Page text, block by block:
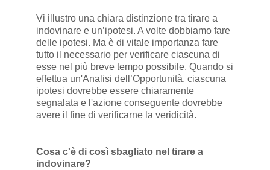
Vi illustro una chiara distinzione tra tirare a
indovinare e un’ipotesi. A volte dobbiamo fare
delle ipotesi. Ma è di vitale importanza fare
tutto il necessario per verificare ciascuna di
esse nel più breve tempo possibile. Quando si
effettua un'Analisi dell’Opportunità, ciascuna
ipotesi dovrebbe essere chiaramente
segnalata e l'azione conseguente dovrebbe
avere il fine di verificarne la veridicità.
Cosa c'è di così sbagliato nel tirare a
indovinare?